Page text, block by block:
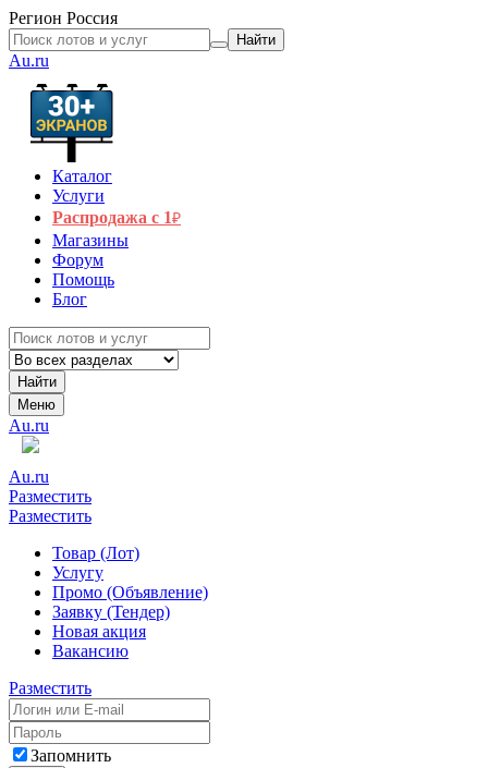
Регион Россия
Найти
Au.ru
Каталог
Услуги
Распродажа с 1₽
Магазины
Форум
Помощь
Блог
Найти
Меню
Au.ru
Au.ru
Разместить
Разместить
Товар (Лот)
Услугу
Промо (Объявление)
Заявку (Тендер)
Новая акция
Вакансию
Разместить
Запомнить